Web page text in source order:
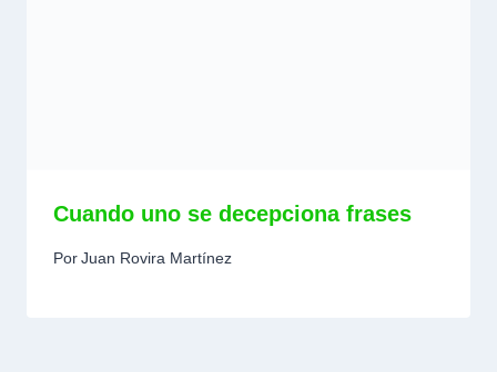
Cuando uno se decepciona frases
PorJuan Rovira Martínez